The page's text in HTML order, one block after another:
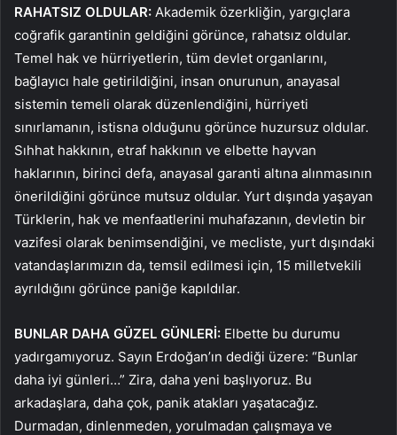
RAHATSIZ OLDULAR: Akademik özerkliğin, yargıçlara
coğrafik garantinin geldiğini görünce, rahatsız oldular.
Temel hak ve hürriyetlerin, tüm devlet organlarını,
bağlayıcı hale getirildiğini, insan onurunun, anayasal
sistemin temeli olarak düzenlendiğini, hürriyeti
sınırlamanın, istisna olduğunu görünce huzursuz oldular.
Sıhhat hakkının, etraf hakkının ve elbette hayvan
haklarının, birinci defa, anayasal garanti altına alınmasının
önerildiğini görünce mutsuz oldular. Yurt dışında yaşayan
Türklerin, hak ve menfaatlerini muhafazanın, devletin bir
vazifesi olarak benimsendiğini, ve mecliste, yurt dışındaki
vatandaşlarımızın da, temsil edilmesi için, 15 milletvekili
ayrıldığını görünce paniğe kapıldılar.
BUNLAR DAHA GÜZEL GÜNLERİ: Elbette bu durumu
yadırgamıyoruz. Sayın Erdoğan’ın dediği üzere: “Bunlar
daha iyi günleri…” Zira, daha yeni başlıyoruz. Bu
arkadaşlara, daha çok, panik atakları yaşatacağız.
Durmadan, dinlenmeden, yorulmadan çalışmaya ve